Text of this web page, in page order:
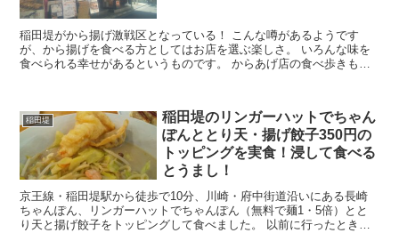
稲田堤がから揚げ激戦区となっている！ こんな噂があるようです
が、から揚げを食べる方としてはお店を選ぶ楽しさ。 いろんな味を
食べられる幸せがあるというものです。 からあげ店の食べ歩きもそ
稲田堤
稲田堤のリンガーハットでちゃん
ぽんととり天・揚げ餃子350円の
トッピングを実食！浸して食べる
とうまし！
京王線・稲田堤駅から徒歩で10分、川崎・府中街道沿いにある長崎
ちゃんぽん、リンガーハットでちゃんぽん（無料で麺1・5倍）とと
り天と揚げ餃子をトッピングして食べました。 以前に行ったときに